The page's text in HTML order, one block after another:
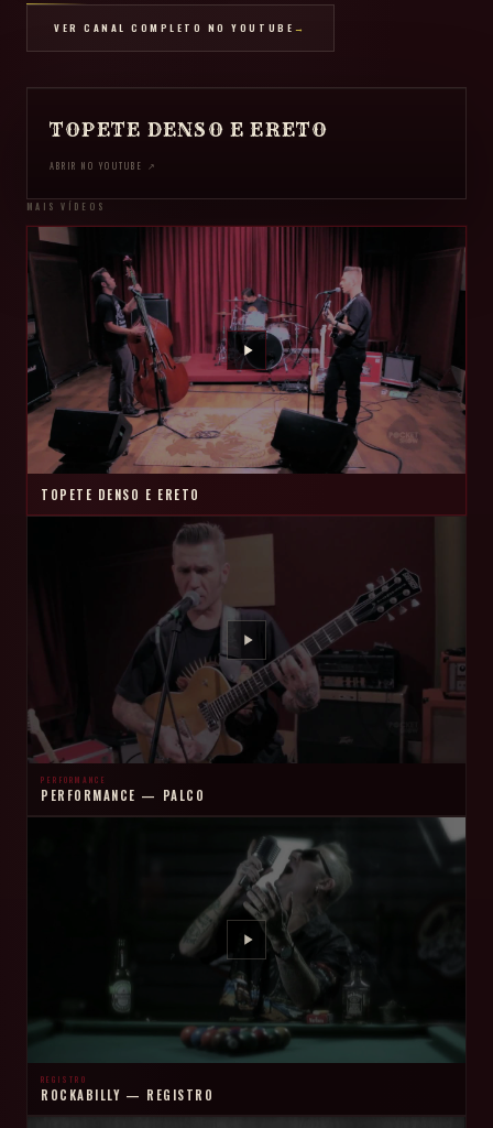
VER CANAL COMPLETO NO YOUTUBE →
TOPETE DENSO E ERETO
ABRIR NO YOUTUBE ↗
MAIS VÍDEOS
TOPETE DENSO E ERETO
PERFORMANCE
PERFORMANCE — PALCO
REGISTRO
ROCKABILLY — REGISTRO